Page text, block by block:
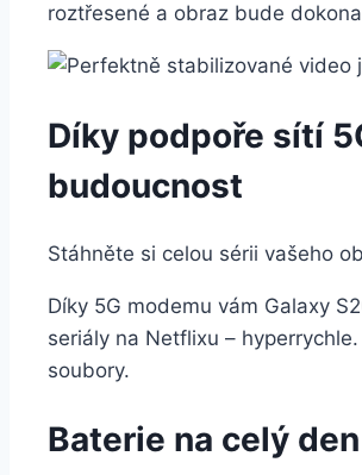
roztřesené a obraz bude
Díky podpoře sítí
budoucnost
Stáhněte si celou sérii vašeho
Díky 5G modemu vám Galaxy
seriály na Netflixu –
soubory.
Baterie na celý den